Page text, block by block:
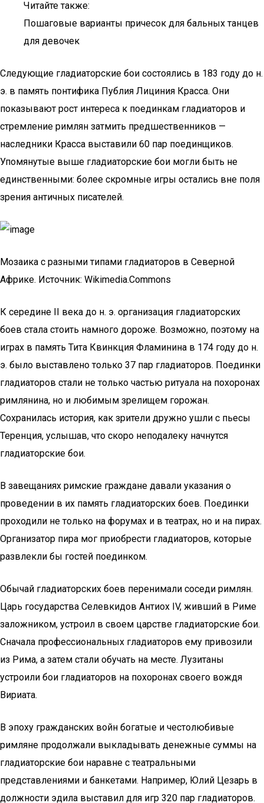
Читайте также:
Пошаговые варианты причесок для бальных танцев
для девочек
Следующие гладиаторские бои состоялись в 183 году до н.
э. в память понтифика Публия Лициния Красса. Они
показывают рост интереса к поединкам гладиаторов и
стремление римлян затмить предшественников —
наследники Красса выставили 60 пар поединщиков.
Упомянутые выше гладиаторские бои могли быть не
единственными: более скромные игры остались вне поля
зрения античных писателей.
Мозаика с разными типами гладиаторов в Северной
Африке. Источник: Wikimedia.Commons
К середине II века до н. э. организация гладиаторских
боев стала стоить намного дороже. Возможно, поэтому на
играх в память Тита Квинкция Фламинина в 174 году до н.
э. было выставлено только 37 пар гладиаторов. Поединки
гладиаторов стали не только частью ритуала на похоронах
римлянина, но и любимым зрелищем горожан.
Сохранилась история, как зрители дружно ушли с пьесы
Теренция, услышав, что скоро неподалеку начнутся
гладиаторские бои.
В завещаниях римские граждане давали указания о
проведении в их память гладиаторских боев. Поединки
проходили не только на форумах и в театрах, но и на пирах.
Организатор пира мог приобрести гладиаторов, которые
развлекли бы гостей поединком.
Обычай гладиаторских боев перенимали соседи римлян.
Царь государства Селевкидов Антиох IV, живший в Риме
заложником, устроил в своем царстве гладиаторские бои.
Сначала профессиональных гладиаторов ему привозили
из Рима, а затем стали обучать на месте. Лузитаны
устроили бои гладиаторов на похоронах своего вождя
Вириата.
В эпоху гражданских войн богатые и честолюбивые
римляне продолжали выкладывать денежные суммы на
гладиаторские бои наравне с театральными
представлениями и банкетами. Например, Юлий Цезарь в
должности эдила выставил для игр 320 пар гладиаторов.